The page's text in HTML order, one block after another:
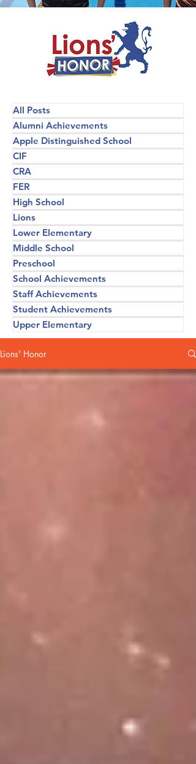
All Posts
Alumni Achievements
Apple Distinguished School
CIF
CRA
FER
High School
Lions
Lower Elementary
Middle School
Preschool
School Achievements
Staff Achievements
Student Achievements
Upper Elementary
Lions' Honor